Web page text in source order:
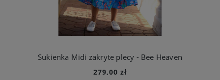
Sukienka Midi zakryte plecy - Bee Heaven
279,00 zł